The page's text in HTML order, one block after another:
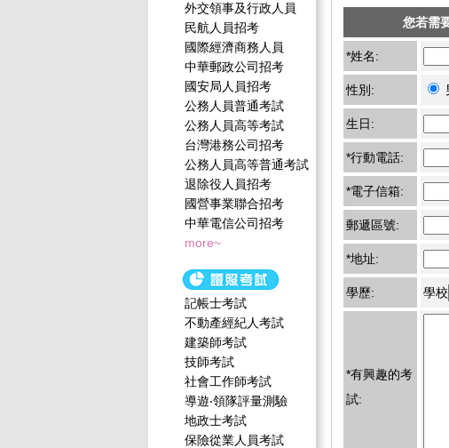
外交領事及行政人員
民航人員招考
國際經濟商務人員
中華郵政公司招考
國安局人員招考
公務人員普通考試
公務人員高等考試
台灣港務公司招考
公務人員高等普通考試
退除役人員招考
國營事業聯合招考
中華電信公司招考
more~
記帳士考試
不動產經紀人考試
建築師考試
技師考試
社會工作師‍考試
導遊‧領隊評量測驗
地政士考試
保險從業人員考試
您若需
*姓名:
性別:
生日:
*行動電話:
*電子信箱:
郵遞區號:
*地址:
學歷: 學校
*有興趣的考
試: